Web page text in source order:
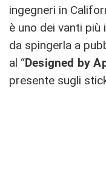
ingegneri in
è uno dei vanti più
da spingerla a
al “Designed by
presente sugli